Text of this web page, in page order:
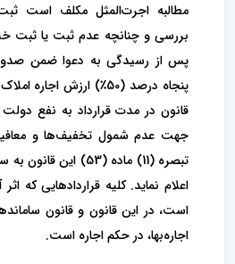
مطالبه اجرت‌المثل مکلف است ثبت
بررسی و چنانچه عدم ثبت یا ثبت
پس از رسیدگی به دعوا ضمن صدور
قانون در مدت قرارداد به نفع
جهت عدم شمول تخفیف‌ها و
تبصره (11) ماده (53)
اعلام نماید. کلیه قراردادهایی که
است، در این قانون و قانون
اجاره‌بها، در حکم اجاره است.